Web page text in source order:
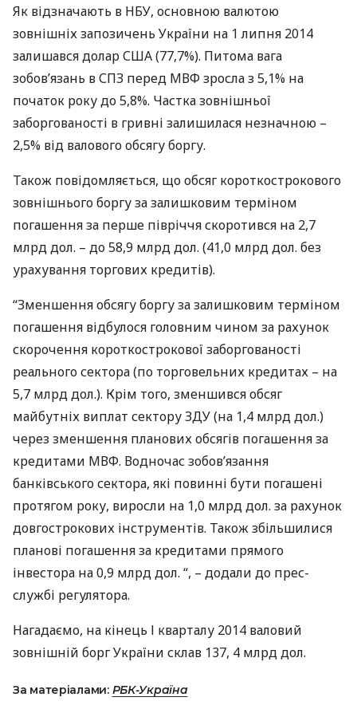
Як відзначають в НБУ, основною валютою
зовнішніх запозичень України на 1 липня 2014
залишався доларСША(77,7%). Питома вага
зобов’язань вСПЗ перед МВФзросла з 5,1% на
початок року до 5,8%. Частка зовнішньої
заборгованості в гривні залишилася незначною –
2,5% від валового обсягу боргу.
Також повідомляється, що обсяг короткострокового
зовнішнього боргу за залишковим терміном
погашення за перше півріччя скоротився на 2,7
млрд дол. – до 58,9 млрд дол. (41,0 млрд дол. без
урахування торгових кредитів).
“Зменшення обсягу боргу за залишковим терміном
погашення відбулося головним чином за рахунок
скорочення короткострокової заборгованості
реального сектора (по торговельних кредитах – на
5,7 млрд дол.). Крім того, зменшився обсяг
майбутніх виплат секторуЗДУ(на 1,4 млрд дол.)
через зменшення планових обсягів погашення за
кредитами МВФ. Водночас зобов’язання
банківського сектора, які повинні бути погашені
протягом року, виросли на 1,0 млрд дол. за рахунок
довгострокових інструментів. Також збільшилися
планові погашення за кредитами прямого
інвестора на 0,9 млрд дол. “, – додали до прес-
службі регулятора.
Нагадаємо, на кінець І кварталу 2014 валовий
зовнішній борг України склав 137, 4 млрд дол.
За матеріалами: РБК-Україна